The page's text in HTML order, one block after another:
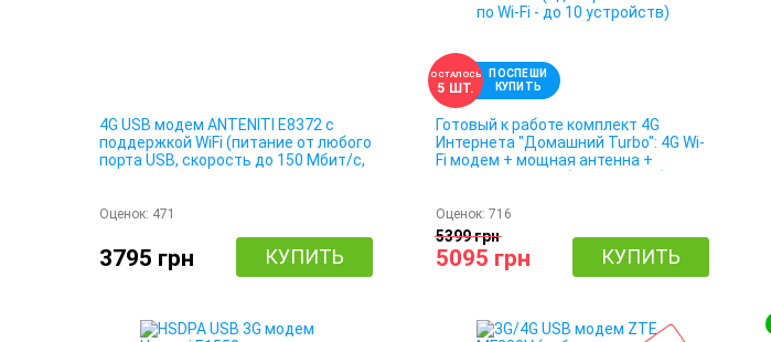
4G USB модем ANTENITI E8372 с
поддержкой WiFi (питание от любого
порта USB, скорость до 150 Мбит/с,
Оценок: 471
3795 грн КУПИТЬ
ПОСПЕШИ
КУПИТЬ
ОСТАЛОСЬ
5 ШТ.
Готовый к работе комплект 4G
Интернета "Домашний Turbo": 4G Wi-
Fi модем + мощная антенна +
Оценок:716
5399 грн
5095 грн КУПИТЬ